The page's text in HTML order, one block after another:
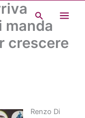
Cerca
manda
crescere
Renzo Di